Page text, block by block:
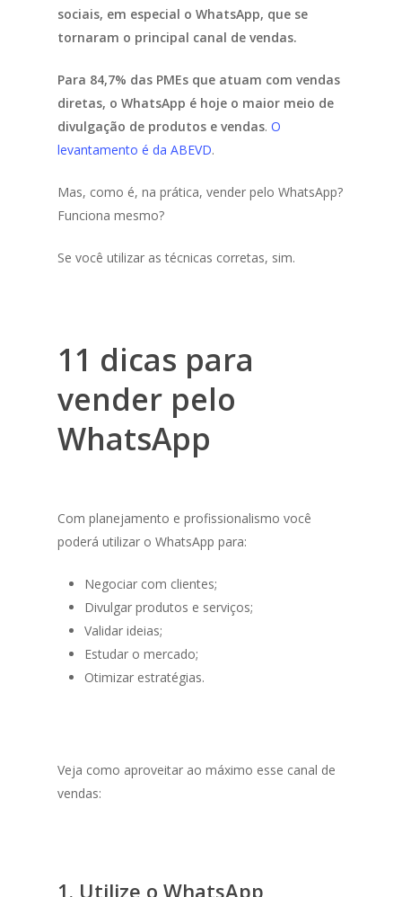
sociais, em especial o WhatsApp, que se
tornaram o principal canal de vendas.
Para 84,7% das PMEs que atuam com vendas
diretas, o WhatsApp é hoje o maior meio de
divulgação de produtos e vendas. O
levantamento é da ABEVD.
Mas, como é, na prática, vender pelo WhatsApp?
Funciona mesmo?
Se você utilizar as técnicas corretas, sim.
11 dicas para
vender pelo
WhatsApp
Com planejamento e profissionalismo você
poderá utilizar o WhatsApp para:
Negociar com clientes;
Divulgar produtos e serviços;
Validar ideias;
Estudar o mercado;
Otimizar estratégias.
Veja como aproveitar ao máximo esse canal de
vendas:
1. Utilize o WhatsApp